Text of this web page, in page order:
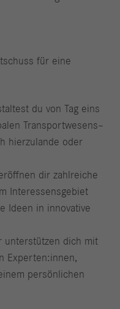
für eine
du von Tag eins
Transportwesens–
hierzulande oder
dir zahlreiche
Interessensgebiet
Ideen in innovative
unterstützen dich mit
Experten:innen,
persönlichen